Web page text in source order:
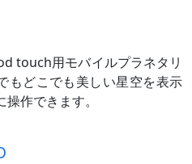
touch用モバイルプラネタリ
もどこでも美しい星空を表示
作できます。